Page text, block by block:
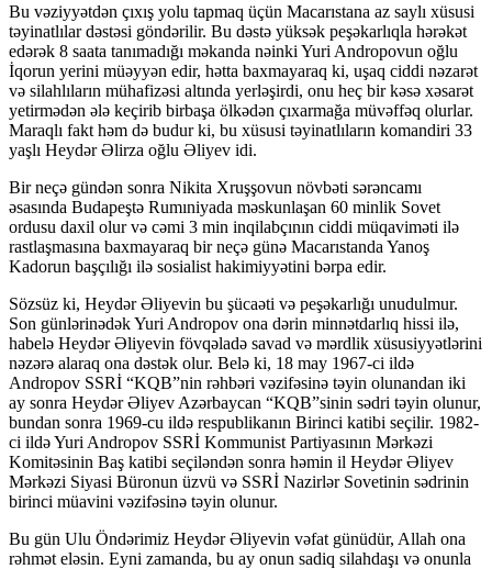
Bu vəziyyətdən çıxış yolu tapmaq üçün Macarıstana az saylı xüsusi
təyinatlılar dəstəsi göndərilir. Bu dəstə yüksək peşəkarlıqla hərəkət
edərək 8 saata tanımadığı məkanda nəinki Yuri Andropovun oğlu
İqorun yerini müəyyən edir, hətta baxmayaraq ki, uşaq ciddi nəzarət
və silahlıların mühafizəsi altında yerləşirdi, onu heç bir kəsə xəsarət
yetirmədən ələ keçirib birbaşa ölkədən çıxarmağa müvəffəq olurlar.
Maraqlı fakt həm də budur ki, bu xüsusi təyinatlıların komandiri 33
yaşlı Heydər Əlirza oğlu Əliyev idi.
Bir neçə gündən sonra Nikita Xruşşovun növbəti sərəncamı
əsasında Budapeştə Rumıniyada məskunlaşan 60 minlik Sovet
ordusu daxil olur və cəmi 3 min inqilabçının ciddi müqaviməti ilə
rastlaşmasına baxmayaraq bir neçə günə Macarıstanda Yanoş
Kadorun başçılığı ilə sosialist hakimiyyətini bərpa edir.
Sözsüz ki, Heydər Əliyevin bu şücaəti və peşəkarlığı unudulmur.
Son günlərinədək Yuri Andropov ona dərin minnətdarlıq hissi ilə,
habelə Heydər Əliyevin fövqəladə savad və mərdlik xüsusiyyətlərini
nəzərə alaraq ona dəstək olur. Belə ki, 18 may 1967-ci ildə
Andropov SSRİ “KQB”nin rəhbəri vəzifəsinə təyin olunandan iki
ay sonra Heydər Əliyev Azərbaycan “KQB”sinin sədri təyin olunur,
bundan sonra 1969-cu ildə respublikanın Birinci katibi seçilir. 1982-
ci ildə Yuri Andropov SSRİ Kommunist Partiyasının Mərkəzi
Komitəsinin Baş katibi seçiləndən sonra həmin il Heydər Əliyev
Mərkəzi Siyasi Büronun üzvü və SSRİ Nazirlər Sovetinin sədrinin
birinci müavini vəzifəsinə təyin olunur.
Bu gün Ulu Öndərimiz Heydər Əliyevin vəfat günüdür, Allah ona
rəhmət eləsin. Eyni zamanda, bu ay onun sadiq silahdaşı və onunla